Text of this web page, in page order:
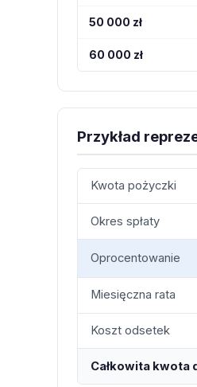
50 000 zł
60 000 zł
Przykład
Kwota pożyczki
Okres spłaty
Oprocentowanie
Miesięczna rata
Koszt odsetek
Całkowita kwota